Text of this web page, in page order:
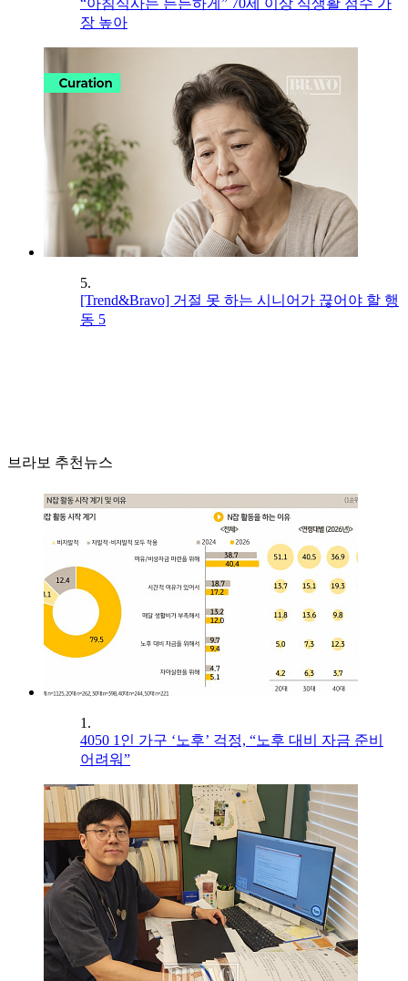
“아침식사는 든든하게” 70세 이상 식생활 점수 가
장 높아
5.
[Trend&Bravo] 거절 못 하는 시니어가 끊어야 할 행
동 5
브라보 추천뉴스
1.
4050 1인 가구 ‘노후’ 걱정, “노후 대비 자금 준비
어려워”